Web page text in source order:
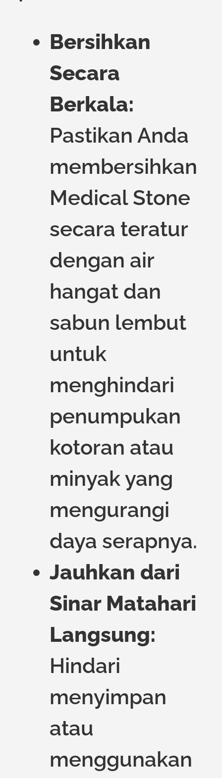
Bersihkan
Secara
Berkala:
Pastikan Anda
membersihkan
Medical Stone
secara teratur
dengan air
hangat dan
sabun lembut
untuk
menghindari
penumpukan
kotoran atau
minyak yang
mengurangi
daya serapnya.
Jauhkan dari
Sinar Matahari
Langsung:
Hindari
menyimpan
atau
menggunakan